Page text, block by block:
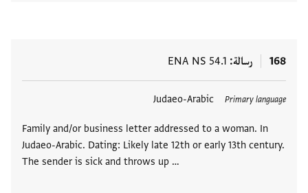
168 رسالة ENA NS 54.1
Primary language
Judaeo-Arabic
Family and/or business letter addressed to a woman. In
Judaeo-Arabic. Dating: Likely late 12th or early 13th century.
The sender is sick and throws up …
العلامات